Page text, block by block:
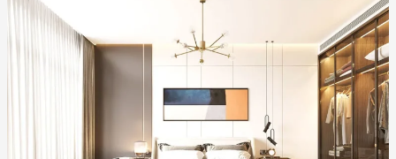
Madera
de
Ingeniería
mantenerlo